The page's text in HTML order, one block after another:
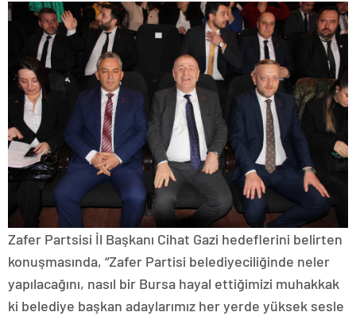
Zafer Partsisi İl Başkanı Cihat Gazi hedeflerini belirten
konuşmasında, “Zafer Partisi belediyeciliğinde neler
yapılacağını, nasıl bir Bursa hayal ettiğimizi muhakkak
ki belediye başkan adaylarımız her yerde yüksek sesle